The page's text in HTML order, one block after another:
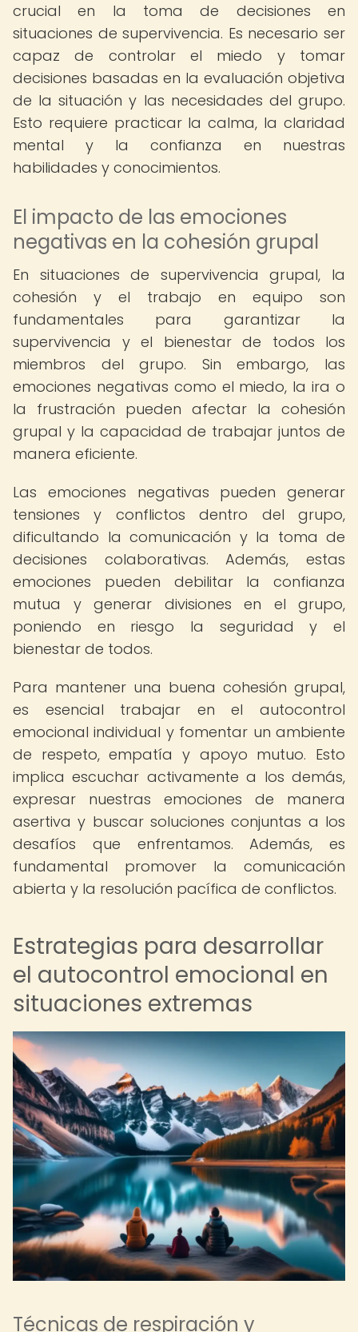
crucial en la toma de decisiones en
situaciones de supervivencia. Es necesario ser
capaz de controlar el miedo y tomar
decisiones basadas en la evaluación objetiva
de la situación y las necesidades del grupo.
Esto requiere practicar la calma, la claridad
mental y la confianza en nuestras
habilidades y conocimientos.
El impacto de las emociones
negativas en la cohesión grupal
En situaciones de supervivencia grupal, la
cohesión y el trabajo en equipo son
fundamentales para garantizar la
supervivencia y el bienestar de todos los
miembros del grupo. Sin embargo, las
emociones negativas como el miedo, la ira o
la frustración pueden afectar la cohesión
grupal y la capacidad de trabajar juntos de
manera eficiente.
Las emociones negativas pueden generar
tensiones y conflictos dentro del grupo,
dificultando la comunicación y la toma de
decisiones colaborativas. Además, estas
emociones pueden debilitar la confianza
mutua y generar divisiones en el grupo,
poniendo en riesgo la seguridad y el
bienestar de todos.
Para mantener una buena cohesión grupal,
es esencial trabajar en el autocontrol
emocional individual y fomentar un ambiente
de respeto, empatía y apoyo mutuo. Esto
implica escuchar activamente a los demás,
expresar nuestras emociones de manera
asertiva y buscar soluciones conjuntas a los
desafíos que enfrentamos. Además, es
fundamental promover la comunicación
abierta y la resolución pacífica de conflictos.
Estrategias para desarrollar
el autocontrol emocional en
situaciones extremas
Técnicas de respiración y